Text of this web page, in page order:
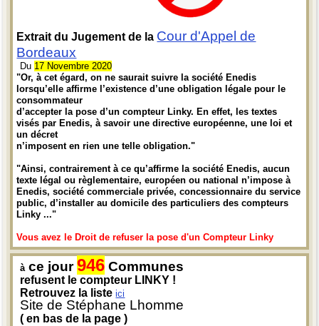
Extrait du Jugement de la Cour d'Appel de
Bordeaux
Du 17 Novembre 2020
"Or, à cet égard, on ne saurait suivre la société Enedis
lorsqu’elle affirme l’existence d’une obligation légale pour le
consommateur
d’accepter la pose d’un compteur Linky. En effet, les textes
visés par Enedis, à savoir une directive européenne, une loi et
un décret
n’imposent en rien une telle obligation."
"Ainsi, contrairement à ce qu’affirme la société Enedis, aucun
texte légal ou règlementaire, européen ou national n’impose à
Enedis, société commerciale privée, concessionnaire du service
public, d’installer au domicile des particuliers des compteurs
Linky ..."
Vous avez le Droit de refuser la pose d'un Compteur Linky
à ce jour946 Communes
refusent le compteur LINKY !
Retrouvez la listeici
Site de Stéphane Lhomme
( en bas de la page )